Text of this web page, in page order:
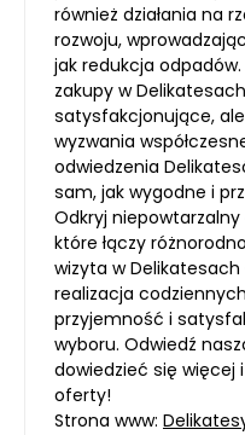
również działania na
rozwoju,
jak redukcja
zakupy w
satysfakcjonujące,
wyzwania
odwiedzenia
sam, jak wygodne i
Odkryj
które łączy
wizyta w
realizacja
przyjemność i
wyboru. Odwiedź
dowiedzieć się więcej
oferty!
Strona www: